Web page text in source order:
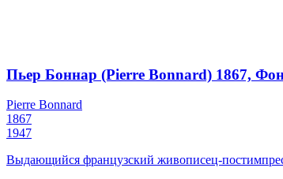
Пьер Боннар (Pierre Bonnard) 1867,
Pierre Bonnard
1867
1947
Выдающийся французский живописец-